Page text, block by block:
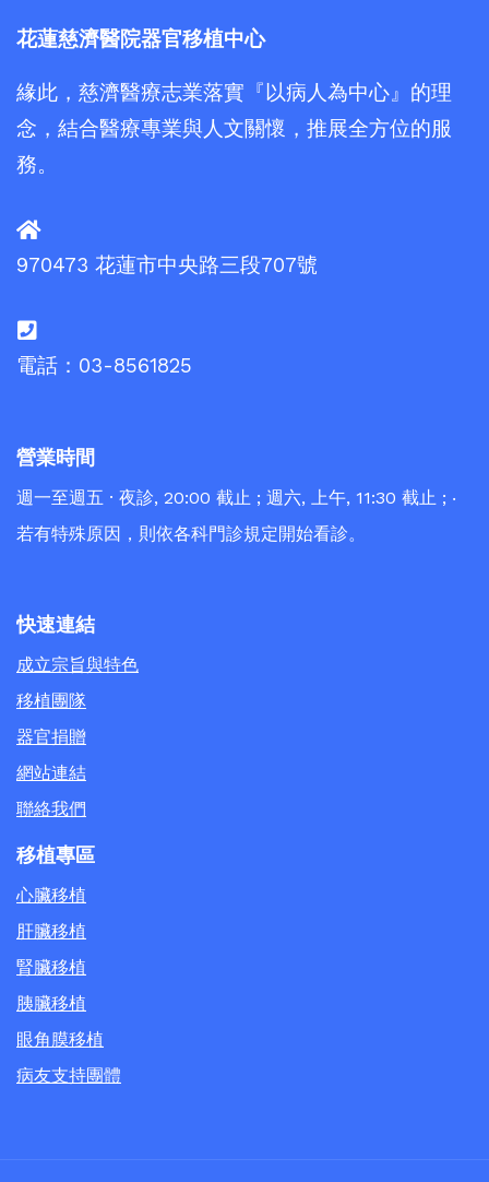
花蓮慈濟醫院器官移植中心
緣此，慈濟醫療志業落實『以病人為中心』的理
念，結合醫療專業與人文關懷，推展全方位的服
務。
970473 花蓮市中央路三段707號
電話：03-8561825
營業時間
週一至週五 · 夜診, 20:00 截止 ; 週六, 上午, 11:30 截止 ; ‧
若有特殊原因，則依各科門診規定開始看診。
快速連結
成立宗旨與特色
移植團隊
器官捐贈
網站連結
聯絡我們
移植專區
心臟移植
肝臟移植
腎臟移植
胰臟移植
眼角膜移植
病友支持團體